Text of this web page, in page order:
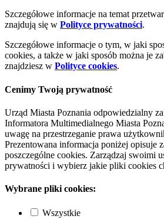
Szczegółowe informacje na temat
znajdują się w Polityce prywatności.
Szczegółowe informacje o tym, w jaki
cookies, a także w jaki sposób można je
znajdziesz w Polityce cookies.
Cenimy Twoją prywatność
Urząd Miasta Poznania odpowiedzialny
Informatora Multimedialnego Miasta
uwagę na przestrzeganie prawa
Prezentowana informacja poniżej opisuje
poszczególne cookies. Zarządzaj swoimi
prywatności i wybierz jakie pliki cookies
Wybrane pliki cookies:
Wszystkie